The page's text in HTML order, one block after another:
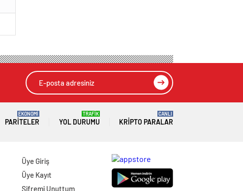
PARITELER
EKONOMİ
YOL DURUMU
TRAFİK
KRIPTO PARALAR
CANLI
Üye Giriş
Üye Kayıt
Şifremi Unuttum